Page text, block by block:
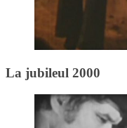
La jubileul 2000